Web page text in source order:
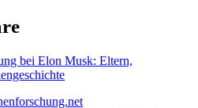
bei Elon Musk: Eltern,